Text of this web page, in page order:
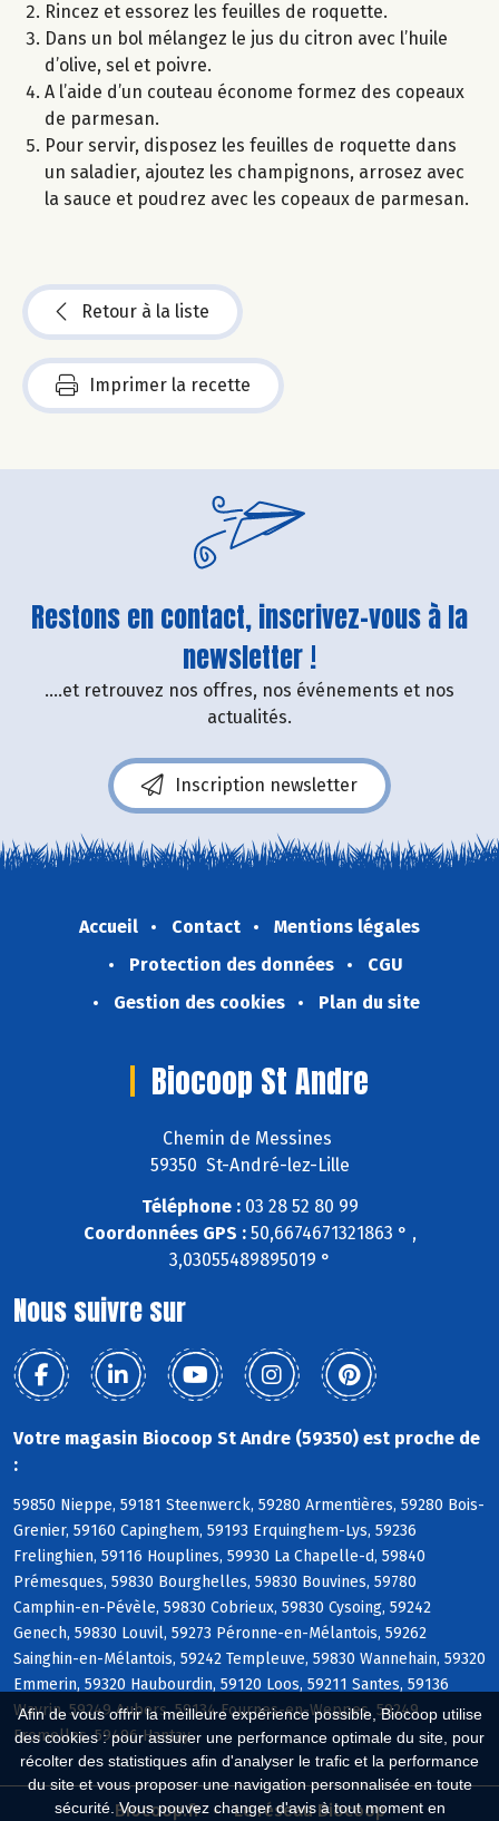
Afin de vous offrir la meilleure expérience possible, Biocoop utilise
des cookies : pour assurer une performance optimale du site, pour
récolter des statistiques afin d'analyser le trafic et la performance
du site et vous proposer une navigation personnalisée en toute
sécurité. Vous pouvez changer d'avis à tout moment en
Rincez et essorez les feuilles de roquette.
Dans un bol mélangez le jus du citron avec l’huile
d’olive, sel et poivre.
A l’aide d’un couteau économe formez des copeaux
de parmesan.
Pour servir, disposez les feuilles de roquette dans
un saladier, ajoutez les champignons, arrosez avec
la sauce et poudrez avec les copeaux de parmesan.
Retour à la liste
Imprimer la recette
Restons en contact, inscrivez-vous à la
newsletter !
....et retrouvez nos offres, nos événements et nos
actualités.
Inscription newsletter
Accueil Contact
Mentions légales
Protection des données
CGU
Gestion des cookies
Plan du site
Biocoop St Andre
Chemin de Messines
59350 St-André-lez-Lille
Téléphone :03 28 52 80 99
Coordonnées GPS :50,6674671321863 ° ,
3,03055489895019 °
Nous suivre sur
Votre magasin Biocoop St Andre (59350) est proche de
:
59850 Nieppe, 59181 Steenwerck, 59280 Armentières, 59280 Bois-
Grenier, 59160 Capinghem, 59193 Erquinghem-Lys, 59236
Frelinghien, 59116 Houplines, 59930 La Chapelle-d, 59840
Prémesques, 59830 Bourghelles, 59830 Bouvines, 59780
Camphin-en-Pévèle, 59830 Cobrieux, 59830 Cysoing, 59242
Genech, 59830 Louvil, 59273 Péronne-en-Mélantois, 59262
Sainghin-en-Mélantois, 59242 Templeuve, 59830 Wannehain, 59320
Emmerin, 59320 Haubourdin, 59120 Loos, 59211 Santes, 59136
Wavrin, 59249 Aubers, 59134 Fournes-en-Weppes, 59249
Fromelles, 59496 Hantay
Biocoop.fr Le réseau Biocoop